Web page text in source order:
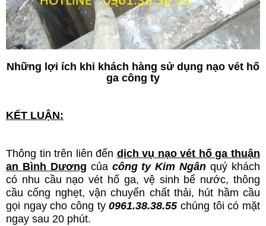
Những lợi ích khi khách hàng sử dụng nạo vét hố
ga công ty
KẾT LUẬN:
Thông tin trên liên đến dịch vụ nạo vét hố ga thuận
an Bình Dương củacông ty Kim Ngân quý khách
có nhu cầu nạo vét hố ga, vệ sinh bể nước, thông
cầu cống nghẹt, vận chuyển chất thải, hút hầm cầu
gọi ngay cho công ty0961.38.38.55chúng tôi có mặt
ngay sau 20 phút.